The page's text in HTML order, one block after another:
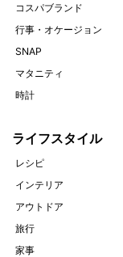
コスパブランド
行事・オケージョン
SNAP
マタニティ
時計
ライフスタイル
レシピ
インテリア
アウトドア
旅行
家事